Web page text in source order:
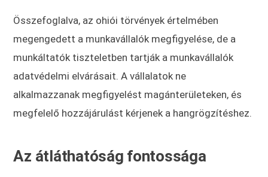
Összefoglalva, az ohiói törvények értelmében
megengedett a munkavállalók megfigyelése, de a
munkáltatók tiszteletben tartják a munkavállalók
adatvédelmi elvárásait. A vállalatok ne
alkalmazzanak megfigyelést magánterületeken, és
megfelelő hozzájárulást kérjenek a hangrögzítéshez.
Az átláthatóság fontossága